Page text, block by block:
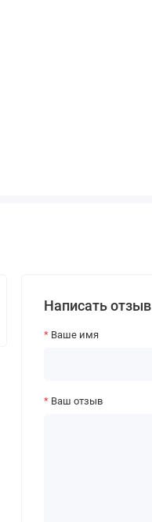
Написать отзыв
Ваше имя
Ваш отзыв